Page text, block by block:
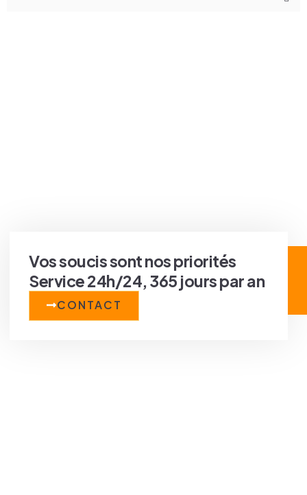
Vos soucis sont nos priorités
Service 24h/24, 365 jours par an
CONTACT